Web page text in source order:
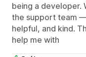
being a developer.
the support team
helpful, and kind.
help me with